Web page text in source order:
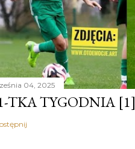
04, 2025
TKA TYGODNIA [1]